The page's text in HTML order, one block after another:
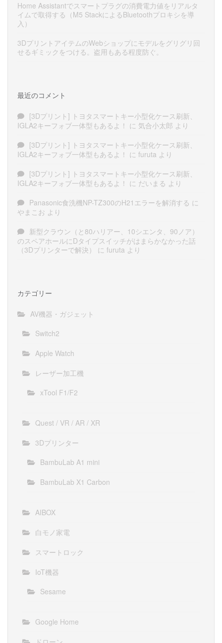
Home Assistantでスマートプラグの消費電力値をリアルタ
イムで取得する（M5 StackによるBluetoothプロキシを導
入）
3DプリントアイテムのWebショップにモデルをグリグリ回
せるギミックをつける。盗用もある程度防ぐ。
最近のコメント
[3Dプリント] トヨタスマートキー小型化ケース刷新、
IGLA2キーフォブ一体型もあるよ！ に 気合小太郎 より
[3Dプリント] トヨタスマートキー小型化ケース刷新、
IGLA2キーフォブ一体型もあるよ！ に furuta より
[3Dプリント] トヨタスマートキー小型化ケース刷新、
IGLA2キーフォブ一体型もあるよ！ に だいまる より
Panasonic食洗機NP-TZ300のH21エラーを解消する に
やまこお より
新型クラウン（と80ハリアー、10シエンタ、90ノア）
のスペアホールにDタイプスイッチがはまらかなかった話
（3Dプリンターで解決）
に furuta より
カテゴリー
AV機器・ガジェット
Switch2
Apple Watch
レーザー加工機
xTool F1/F2
Quest / VR / AR / XR
3Dプリンター
BambuLab A1 mini
BambuLab X1 Carbon
AIBOX
白モノ家電
スマートロック
IoT機器
Sesame
Google Home